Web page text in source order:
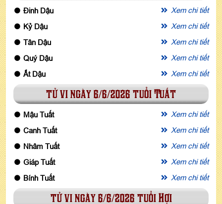
Đinh Dậu
Xem chi tiết
Kỷ Dậu
Xem chi tiết
Tân Dậu
Xem chi tiết
Quý Dậu
Xem chi tiết
Ất Dậu
Xem chi tiết
tử vi ngày 6/6/2026 tuổi Tuất
Mậu Tuất
Xem chi tiết
Canh Tuất
Xem chi tiết
Nhâm Tuất
Xem chi tiết
Giáp Tuất
Xem chi tiết
Bính Tuất
Xem chi tiết
tử vi ngày 6/6/2026 tuổi Hợi